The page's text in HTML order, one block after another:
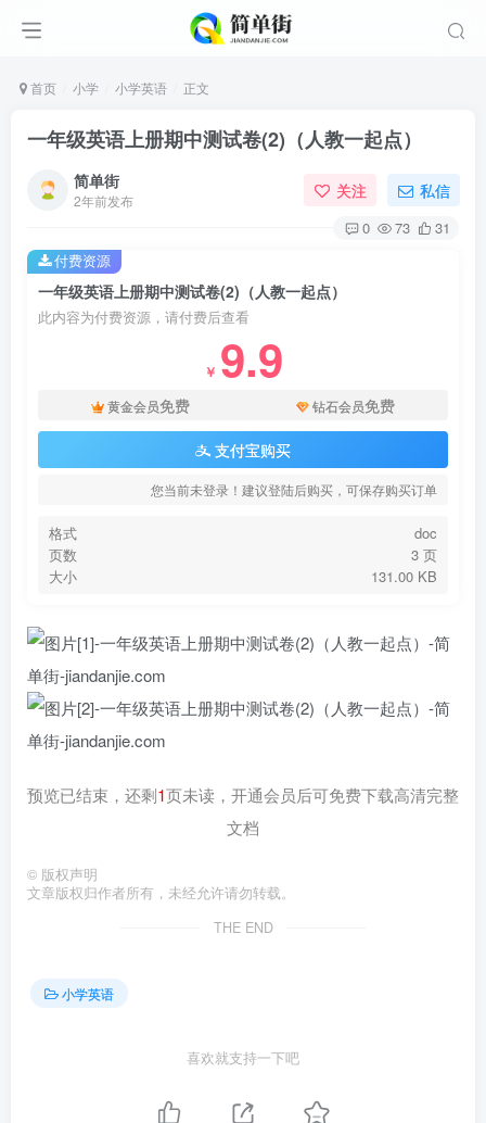
首页 小学 小学英语 正文
一年级英语上册期中测试卷(2)（人教一起点）
简单街
2年前发布 关注 私信
0 73 31
一年级英语上册期中测试卷(2)（人教一起点）
此内容为付费资源，请付费后查看
￥ 9.9
黄金会员免费 钻石会员免费
支付宝购买
您当前未登录！建议登陆后购买，可保存购买订单
格式
doc
页数
3 页
大小
131.00 KB
付费资源
预览已结束，还剩1页未读，开通会员后可免费下载高清完整
文档
© 版权声明
文章版权归作者所有，未经允许请勿转载。
THE END
小学英语
喜欢就支持一下吧